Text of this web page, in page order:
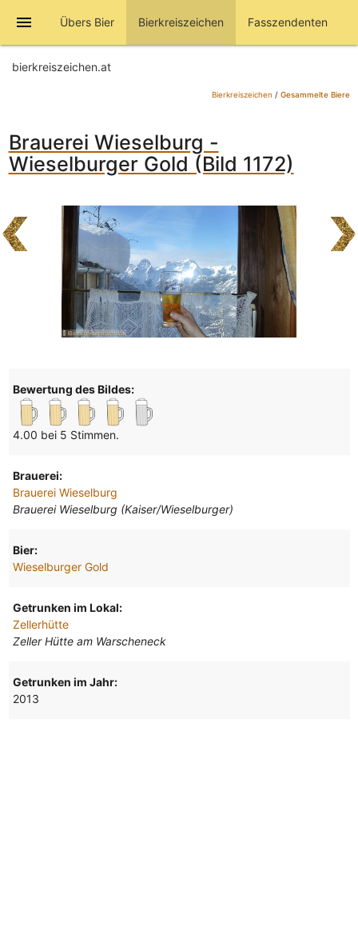
menu Übers Bier Bierkreiszeichen Fasszendenten
bierkreiszeichen.at
Bierkreiszeichen / Gesammelte Biere
Brauerei Wieselburg -
Wieselburger Gold (Bild 1172)
Bewertung des Bildes:
4.00 bei 5 Stimmen.
Brauerei:
Brauerei Wieselburg
Brauerei Wieselburg (Kaiser/Wieselburger)
Bier:
Wieselburger Gold
Getrunken im Lokal:
Zellerhütte
Zeller Hütte am Warscheneck
Getrunken im Jahr:
2013